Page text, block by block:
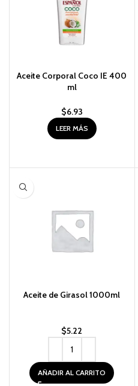
Aceite Corporal Coco IE 400
ml
$6.93
LEER MÁS
Aceite de Girasol 1000ml
$5.22
AÑADIR AL CARRITO